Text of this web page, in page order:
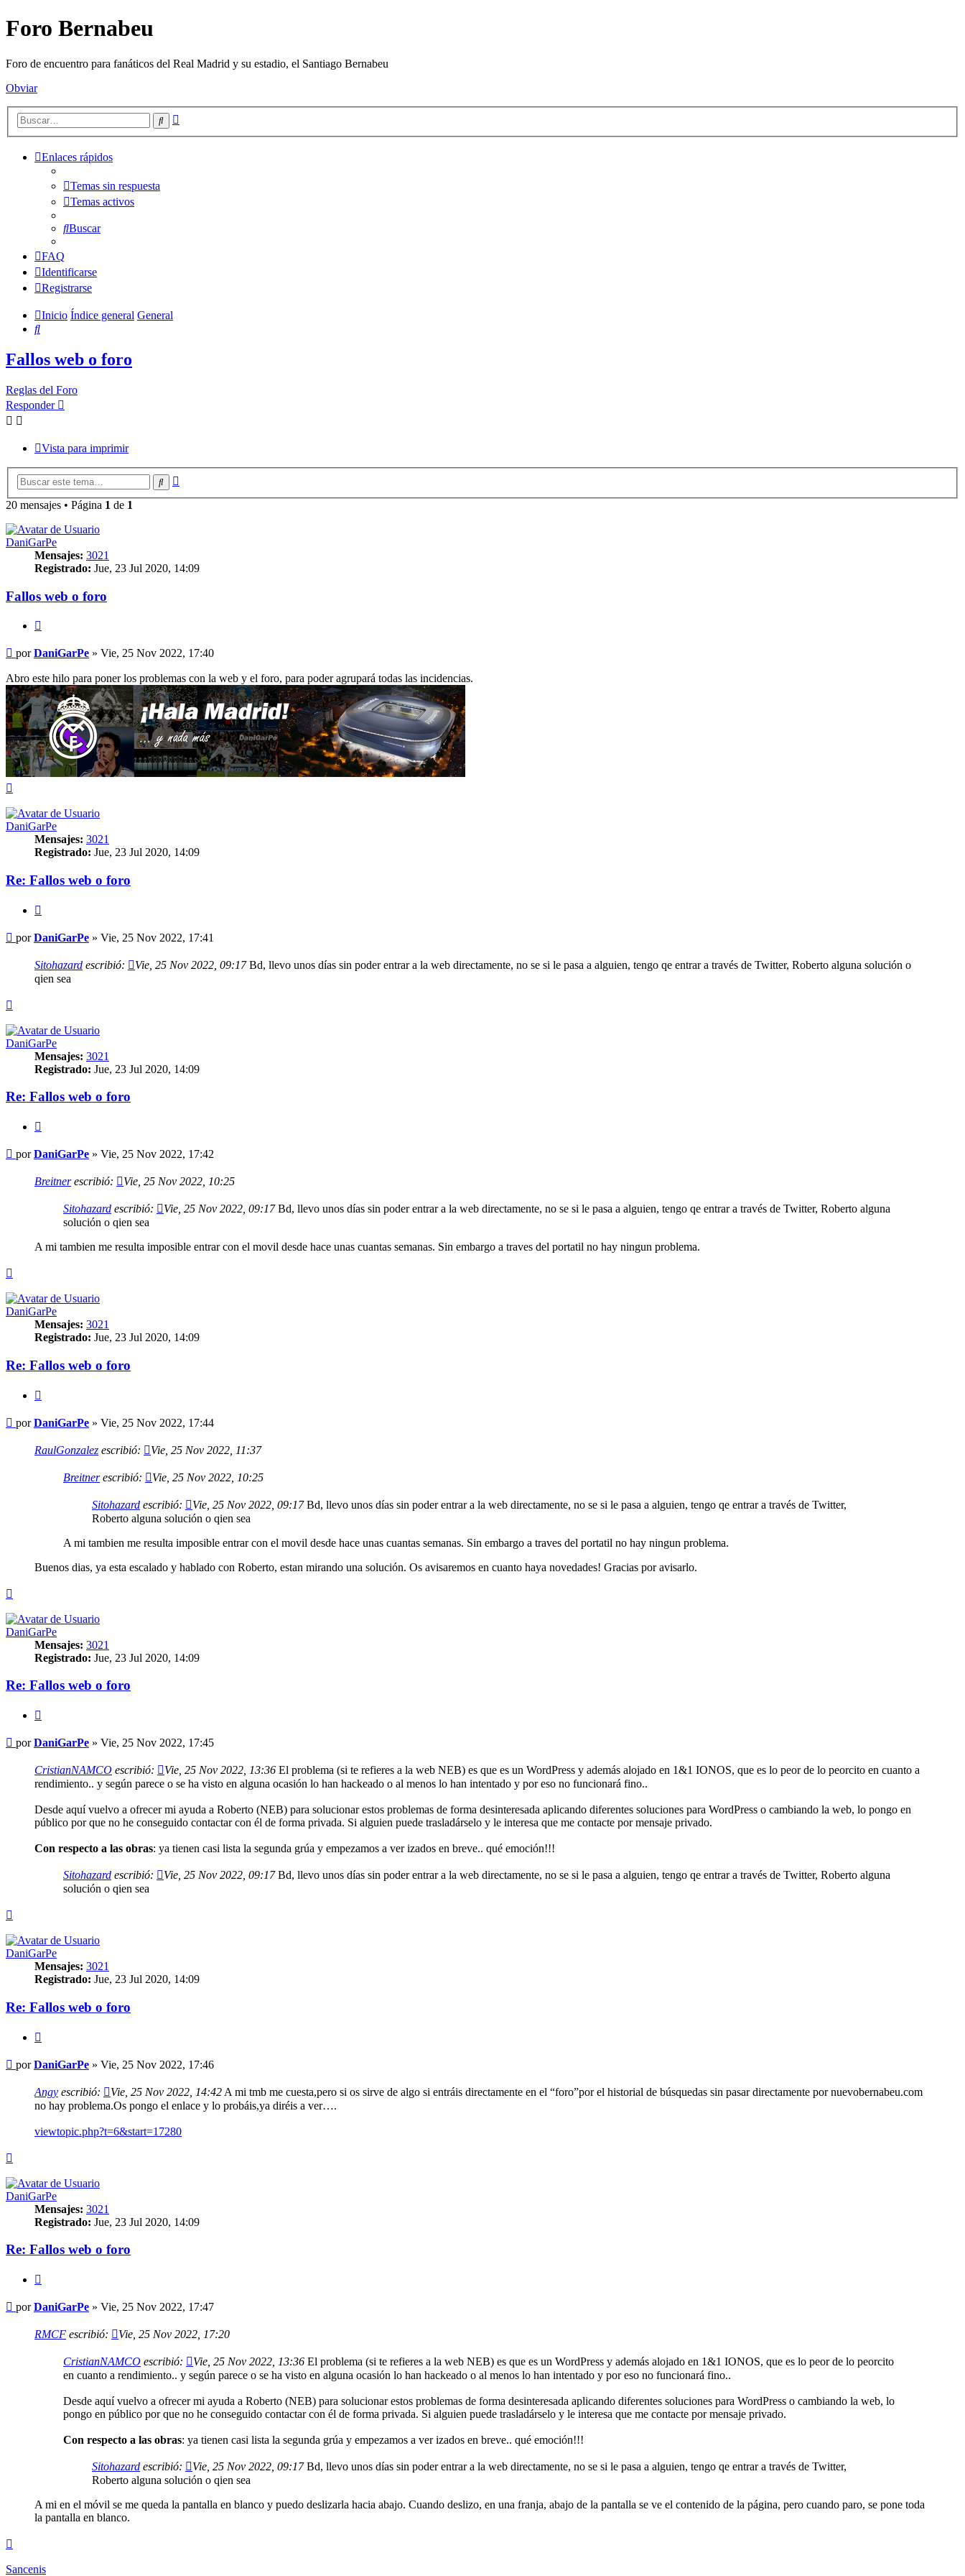
Foro Bernabeu
Foro de encuentro para fanáticos del Real Madrid y su estadio, el Santiago Bernabeu
Obviar
Buscar
Enlaces rápidos
Temas sin respuesta
Temas activos
Buscar
FAQ
Identificarse
Registrarse
Inicio Índice general General
Buscar
Fallos web o foro
Reglas del Foro
Responder
Vista para imprimir
Buscar
20 mensajes • Página 1 de 1
DaniGarPe
Mensajes: 3021
Registrado: Jue, 23 Jul 2020, 14:09
Fallos web o foro
Mensaje
porDaniGarPe » Vie, 25 Nov 2022, 17:40
Abro este hilo para poner los problemas con la web y el foro, para poder agrupará todas las incidencias.
DaniGarPe
Mensajes: 3021
Registrado: Jue, 23 Jul 2020, 14:09
Re: Fallos web o foro
Mensaje
porDaniGarPe » Vie, 25 Nov 2022, 17:41
Sitohazard escribió: Vie, 25 Nov 2022, 09:17Bd, llevo unos días sin poder entrar a la web directamente, no se si le pasa a alguien, tengo qe entrar a través de Twitter, Roberto alguna solución o
qien sea
DaniGarPe
Mensajes: 3021
Registrado: Jue, 23 Jul 2020, 14:09
Re: Fallos web o foro
Mensaje
porDaniGarPe » Vie, 25 Nov 2022, 17:42
Breitnerescribió: Vie, 25 Nov 2022, 10:25
Sitohazard escribió: Vie, 25 Nov 2022, 09:17Bd, llevo unos días sin poder entrar a la web directamente, no se si le pasa a alguien, tengo qe entrar a través de Twitter, Roberto alguna
solución o qien sea
A mi tambien me resulta imposible entrar con el movil desde hace unas cuantas semanas. Sin embargo a traves del portatil no hay ningun problema.
DaniGarPe
Mensajes: 3021
Registrado: Jue, 23 Jul 2020, 14:09
Re: Fallos web o foro
Mensaje
porDaniGarPe » Vie, 25 Nov 2022, 17:44
RaulGonzalez escribió: Vie, 25 Nov 2022, 11:37
Breitnerescribió: Vie, 25 Nov 2022, 10:25
Sitohazard escribió: Vie, 25 Nov 2022, 09:17Bd, llevo unos días sin poder entrar a la web directamente, no se si le pasa a alguien, tengo qe entrar a través de Twitter,
Roberto alguna solución o qien sea
A mi tambien me resulta imposible entrar con el movil desde hace unas cuantas semanas. Sin embargo a traves del portatil no hay ningun problema.
Buenos dias, ya esta escalado y hablado con Roberto, estan mirando una solución. Os avisaremos en cuanto haya novedades! Gracias por avisarlo.
DaniGarPe
Mensajes: 3021
Registrado: Jue, 23 Jul 2020, 14:09
Re: Fallos web o foro
Mensaje
porDaniGarPe » Vie, 25 Nov 2022, 17:45
CristianNAMCO escribió: Vie, 25 Nov 2022, 13:36 El problema (si te refieres a la web NEB) es que es un WordPress y además alojado en 1&1 IONOS, que es lo peor de lo peorcito en cuanto a
rendimiento.. y según parece o se ha visto en alguna ocasión lo han hackeado o al menos lo han intentado y por eso no funcionará fino..
Desde aquí vuelvo a ofrecer mi ayuda a Roberto (NEB) para solucionar estos problemas de forma desinteresada aplicando diferentes soluciones para WordPress o cambiando la web, lo pongo en
público por que no he conseguido contactar con él de forma privada. Si alguien puede trasladárselo y le interesa que me contacte por mensaje privado.
Con respecto a las obras: ya tienen casi lista la segunda grúa y empezamos a ver izados en breve.. qué emoción!!!
Sitohazard escribió: Vie, 25 Nov 2022, 09:17Bd, llevo unos días sin poder entrar a la web directamente, no se si le pasa a alguien, tengo qe entrar a través de Twitter, Roberto alguna
solución o qien sea
DaniGarPe
Mensajes: 3021
Registrado: Jue, 23 Jul 2020, 14:09
Re: Fallos web o foro
Mensaje
porDaniGarPe » Vie, 25 Nov 2022, 17:46
Angy escribió: Vie, 25 Nov 2022, 14:42 A mi tmb me cuesta,pero si os sirve de algo si entráis directamente en el “foro”por el historial de búsquedas sin pasar directamente por nuevobernabeu.com
no hay problema.Os pongo el enlace y lo probáis,ya diréis a ver….
viewtopic.php?t=6&start=17280
DaniGarPe
Mensajes: 3021
Registrado: Jue, 23 Jul 2020, 14:09
Re: Fallos web o foro
Mensaje
porDaniGarPe » Vie, 25 Nov 2022, 17:47
RMCF escribió: Vie, 25 Nov 2022, 17:20
CristianNAMCO escribió: Vie, 25 Nov 2022, 13:36 El problema (si te refieres a la web NEB) es que es un WordPress y además alojado en 1&1 IONOS, que es lo peor de lo peorcito
en cuanto a rendimiento.. y según parece o se ha visto en alguna ocasión lo han hackeado o al menos lo han intentado y por eso no funcionará fino..
Desde aquí vuelvo a ofrecer mi ayuda a Roberto (NEB) para solucionar estos problemas de forma desinteresada aplicando diferentes soluciones para WordPress o cambiando la web, lo
pongo en público por que no he conseguido contactar con él de forma privada. Si alguien puede trasladárselo y le interesa que me contacte por mensaje privado.
Con respecto a las obras: ya tienen casi lista la segunda grúa y empezamos a ver izados en breve.. qué emoción!!!
Sitohazard escribió: Vie, 25 Nov 2022, 09:17Bd, llevo unos días sin poder entrar a la web directamente, no se si le pasa a alguien, tengo qe entrar a través de Twitter,
Roberto alguna solución o qien sea
A mi en el móvil se me queda la pantalla en blanco y puedo deslizarla hacia abajo. Cuando deslizo, en una franja, abajo de la pantalla se ve el contenido de la página, pero cuando paro, se pone toda
la pantalla en blanco.
Sancenis